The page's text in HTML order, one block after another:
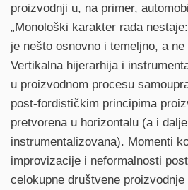
proizvodnji u, na primer,
„Monološki karakter rada
je nešto osnovno i temeljno, a ne
Vertikalna hijerarhija i
u proizvodnom procesu
post-fordističkim principima
pretvorena u horizontalu (a i
instrumentalizovana). Momenti
improvizacije i neformalnosti
celokupne društvene proizvodnje